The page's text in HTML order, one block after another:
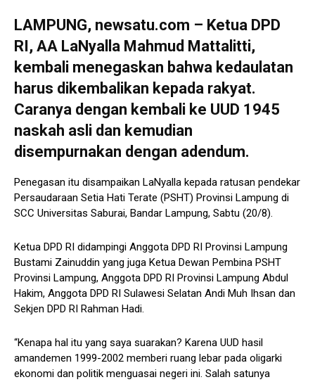
LAMPUNG, newsatu.com – Ketua DPD
RI, AA LaNyalla Mahmud Mattalitti,
kembali menegaskan bahwa kedaulatan
harus dikembalikan kepada rakyat.
Caranya dengan kembali ke UUD 1945
naskah asli dan kemudian
disempurnakan dengan adendum.
Penegasan itu disampaikan LaNyalla kepada ratusan pendekar
Persaudaraan Setia Hati Terate (PSHT) Provinsi Lampung di
SCC Universitas Saburai, Bandar Lampung, Sabtu (20/8).
Ketua DPD RI didampingi Anggota DPD RI Provinsi Lampung
Bustami Zainuddin yang juga Ketua Dewan Pembina PSHT
Provinsi Lampung, Anggota DPD RI Provinsi Lampung Abdul
Hakim, Anggota DPD RI Sulawesi Selatan Andi Muh Ihsan dan
Sekjen DPD RI Rahman Hadi.
“Kenapa hal itu yang saya suarakan? Karena UUD hasil
amandemen 1999-2002 memberi ruang lebar pada oligarki
ekonomi dan politik menguasai negeri ini. Salah satunya